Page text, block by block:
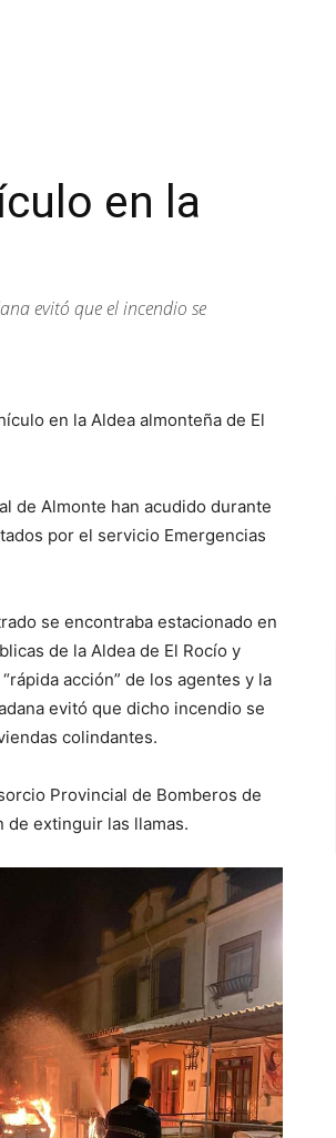
en la
evitó que el incendio se
en la Aldea almonteña de El
de Almonte han acudido durante
por el servicio Emergencias
se encontraba estacionado en
de la Aldea de El Rocío y
acción” de los agentes y la
evitó que dicho incendio se
colindantes.
Provincial de Bomberos de
de extinguir las llamas.